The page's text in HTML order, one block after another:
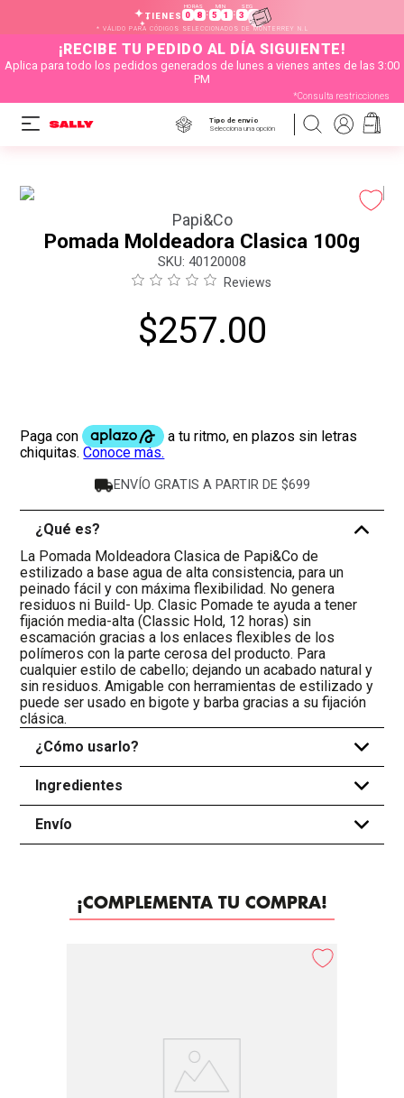
TIENES
HORAS
0 8 :
MIN
5 1 :
SEG
2 9
* VÁLIDO PARA CÓDIGOS SELECCIONADOS DE MONTERREY N.L
¡RECIBE TU PEDIDO AL DÍA SIGUIENTE!
Aplica para todo los pedidos generados de lunes a vienes antes de las 3:00
PM
*Consulta restricciones
Tipo de envío
Selecciona una opción
Papi&Co
Pomada Moldeadora Clasica 100g
: 40120008
Reviews
$257.00
ENVÍO GRATIS A PARTIR DE $699
¿Qué es?
-
La Pomada Moldeadora Clasica de Papi&Co de
estilizado a base agua de alta consistencia, para un
peinado fácil y con máxima flexibilidad. No genera
residuos ni Build- Up. Clasic Pomade te ayuda a tener
fijación media-alta (Classic Hold, 12 horas) sin
escamación gracias a los enlaces flexibles de los
polímeros con la parte cerosa del producto. Para
cualquier estilo de cabello; dejando un acabado natural y
sin residuos. Amigable con herramientas de estilizado y
puede ser usado en bigote y barba gracias a su fijación
clásica.
¿Cómo usarlo?
+
Ingredientes +
Envío +
¡COMPLEMENTA TU COMPRA!